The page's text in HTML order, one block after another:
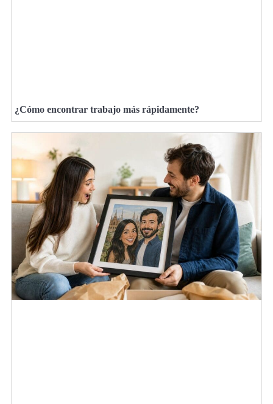
¿Cómo encontrar trabajo más rápidamente?